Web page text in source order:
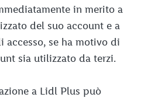
in merito a
del suo account e a
se ha motivo di
sia utilizzato da terzi.
a Lidl Plus può